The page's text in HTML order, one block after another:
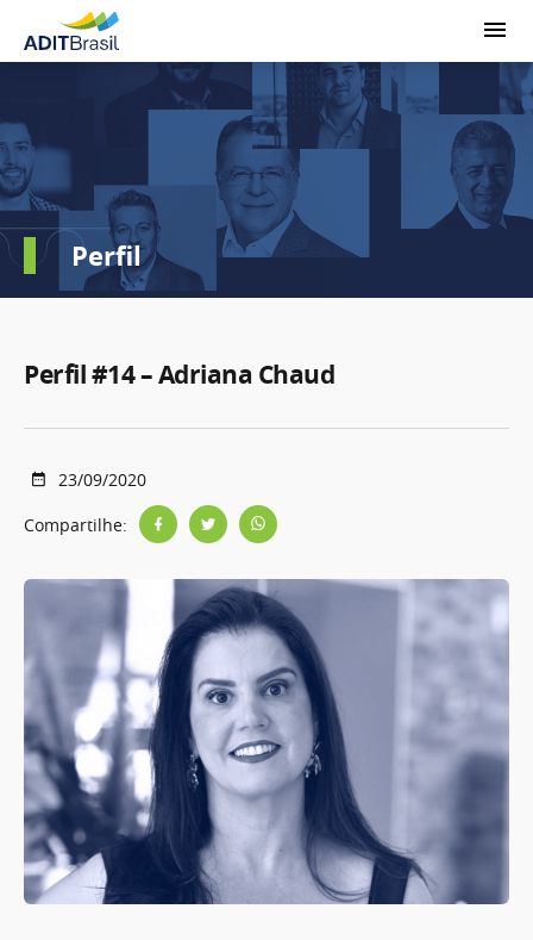
Perfil
Perfil #14 – Adriana Chaud
23/09/2020
Compartilhe: